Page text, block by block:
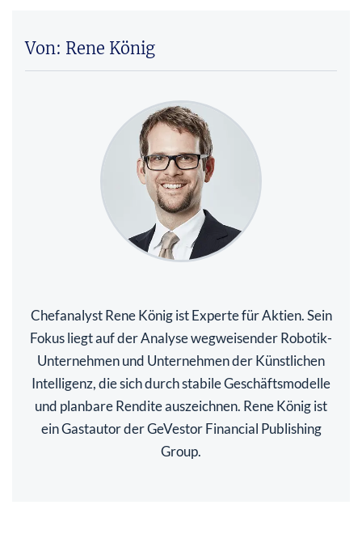
Von: Rene König
Chefanalyst Rene König ist Experte für Aktien. Sein
Fokus liegt auf der Analyse wegweisender Robotik-
Unternehmen und Unternehmen der Künstlichen
Intelligenz, die sich durch stabile Geschäftsmodelle
und planbare Rendite auszeichnen. Rene König ist
ein Gastautor der GeVestor Financial Publishing
Group.